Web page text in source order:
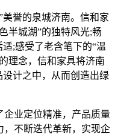
誉的泉城济南。信和家
半城湖”的独特风光;畅
;感受了老含笔下的“温
理念，信和家具将济南
计之中，从而创造出绿
企业定位精准，产品质量
，不断迭代革新，实现企